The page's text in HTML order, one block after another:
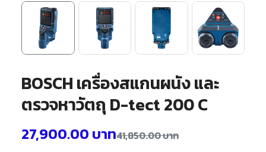
BOSCH เครื่องสแกนผนัง และ
ตรวจหาวัตถุ D-tect 200 C
41,850.00บาท
27,900.00 บาท